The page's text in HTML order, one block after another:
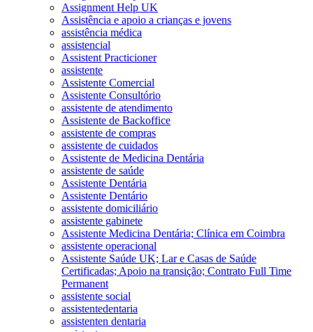
Assignment Help UK
Assistência e apoio a crianças e jovens
assistência médica
assistencial
Assistent Practicioner
assistente
Assistente Comercial
Assistente Consultório
assistente de atendimento
Assistente de Backoffice
assistente de compras
assistente de cuidados
Assistente de Medicina Dentária
assistente de saúde
Assistente Dentária
Assistente Dentário
assistente domiciliário
assistente gabinete
Assistente Medicina Dentária; Clínica em Coimbra
assistente operacional
Assistente Saúde UK; Lar e Casas de Saúde
Certificadas; Apoio na transição; Contrato Full Time
Permanent
assistente social
assistentedentaria
assistenten dentaria